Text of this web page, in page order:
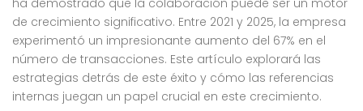
ha demostrado que la colaboración puede ser un motor
de crecimiento significativo. Entre 2021 y 2025, la empresa
experimentó un impresionante aumento del 67% en el
número de transacciones. Este artículo explorará las
estrategias detrás de este éxito y cómo las referencias
internas juegan un papel crucial en este crecimiento.